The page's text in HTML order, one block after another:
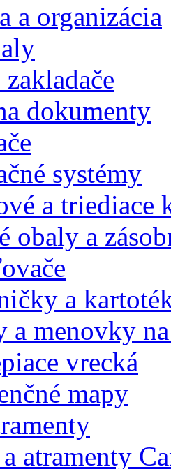
a organizácia
dokumenty
systémy
a triediace
obaly a
a
a menovky
vrecká
mapy
atramenty